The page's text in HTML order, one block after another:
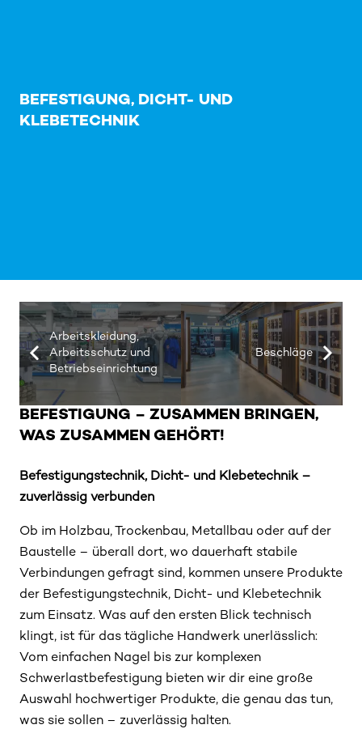
BEFESTIGUNG, DICHT- UND
KLEBETECHNIK
Arbeitskleidung,
Arbeitsschutz und
Betriebseinrichtung
Beschläge
BEFESTIGUNG – ZUSAMMEN BRINGEN,
WAS ZUSAMMEN GEHÖRT!
Befestigungstechnik, Dicht- und Klebetechnik –
zuverlässig verbunden
Ob im Holzbau, Trockenbau, Metallbau oder auf der
Baustelle – überall dort, wo dauerhaft stabile
Verbindungen gefragt sind, kommen unsere Produkte
der Befestigungstechnik, Dicht- und Klebetechnik
zum Einsatz. Was auf den ersten Blick technisch
klingt, ist für das tägliche Handwerk unerlässlich:
Vom einfachen Nagel bis zur komplexen
Schwerlastbefestigung bieten wir dir eine große
Auswahl hochwertiger Produkte, die genau das tun,
was sie sollen – zuverlässig halten.